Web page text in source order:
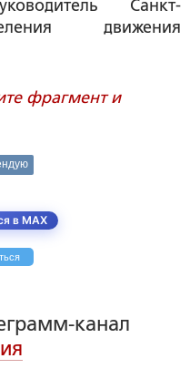
Санкт-
движения
фрагмент и
в MAX
канал